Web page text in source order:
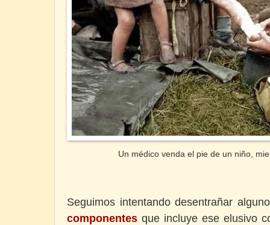
Un médico venda el pie de un niño,
Seguimos intentando desentrañar
componentes que incluye ese elusivo